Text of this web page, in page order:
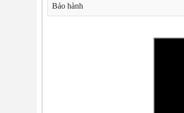
Bảo hành